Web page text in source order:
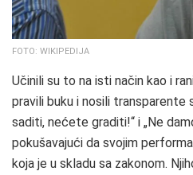
FOTO: WIKIPEDIJA
Učinili su to na isti način kao i
pravili buku i nosili transparente
saditi, nećete graditi!“ i „Ne
pokušavajući da svojim
koja je u skladu sa zakonom.